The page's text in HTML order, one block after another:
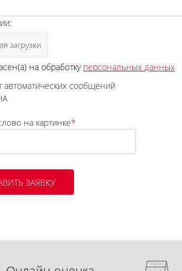
загрузки
на обработку персональных данных
автоматических сообщений
на картинке*